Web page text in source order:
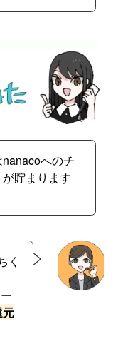
へのチ
貯まります
く